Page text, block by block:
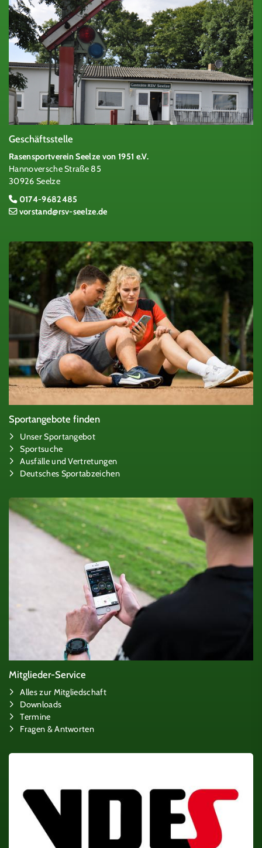
Geschäftsstelle
Rasensportverein Seelze von 1951 e.V.
Hannoversche Straße 85
30926 Seelze
0174-9682485
vorstand@rsv-seelze.de
Sportangebote finden
Unser Sportangebot
Sportsuche
Ausfälle und Vertretungen
Deutsches Sportabzeichen
Mitglieder-Service
Alles zur Mitgliedschaft
Downloads
Termine
Fragen & Antworten